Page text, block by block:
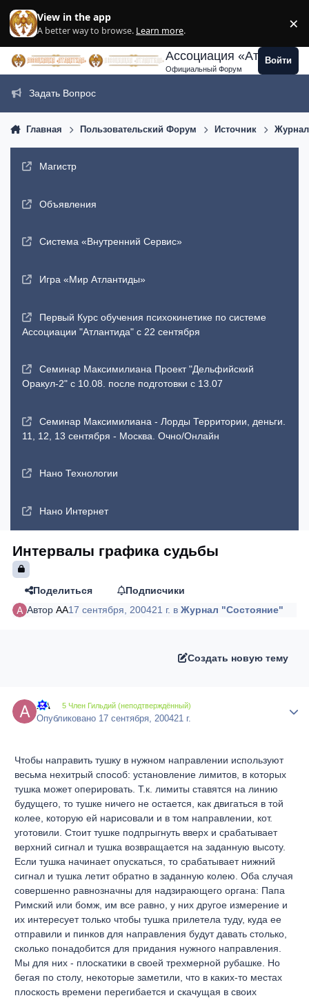
View in the app
A better way to browse. Learn more. ×
Ассоциация
Официальный Форум
Войти
Задать Вопрос
Главная Пользовательский Форум Источник
Магистр
Объявления
Система «Внутренний Сервис»
Игра «Мир Атлантиды»
Первый Курс обучения психокинетике по системе
Ассоциации "Атлантида" с 22 сентября
Семинар Максимилиана Проект "Дельфийский
Оракул-2" с 10.08. после подготовки с 13.07
Семинар Максимилиана - Лорды Территории, деньги.
11, 12, 13 сентября - Москва. Очно/Онлайн
Нано Технологии
Нано Интернет
Интервалы графика судьбы
Поделиться
Подписчики
АвторAA17 сентября, 200421 г. вЖурнал "Состояние"
Создать новую тему
AA 5 Член Гильдий (неподтверждённый)
Опубликовано 17 сентября, 200421 г.
Чтобы направить тушку в нужном направлении используют
весьма нехитрый способ: установление лимитов, в которых
тушка может оперировать. Т.к. лимиты ставятся на линию
будущего, то тушке ничего не остается, как двигаться в той
колее, которую ей нарисовали и в том направлении, кот.
уготовили. Стоит тушке подпрыгнуть вверх и срабатывает
верхний сигнал и тушка возвращается на заданную высоту.
Если тушка начинает опускаться, то срабатывает нижний
сигнал и тушка летит обратно в заданную колею. Оба случая
совершенно равнозначны для надзирающего органа: Папа
Римский или бомж, им все равно, у них другое измерение и
их интересует только чтобы тушка прилетела туду, куда ее
отправили и пинков для направления будут давать столько,
сколько понадобится для придания нужного направления.
Мы для них - плоскатики в своей трехмерной рубашке. Но
бегая по столу, некоторые заметили, что в каких-то местах
плоскость времени перегибается и скачущая в своих